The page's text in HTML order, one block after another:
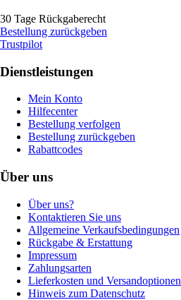
30 Tage Rückgaberecht
Bestellung zurückgeben
Trustpilot
Dienstleistungen
Mein Konto
Hilfecenter
Bestellung verfolgen
Bestellung zurückgeben
Rabattcodes
Über uns
Über uns?
Kontaktieren Sie uns
Allgemeine Verkaufsbedingungen
Rückgabe & Erstattung
Impressum
Zahlungsarten
Lieferkosten und Versandoptionen
Hinweis zum Datenschutz